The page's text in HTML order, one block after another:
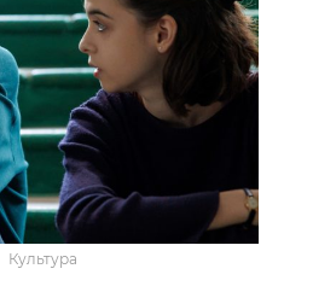
Культура